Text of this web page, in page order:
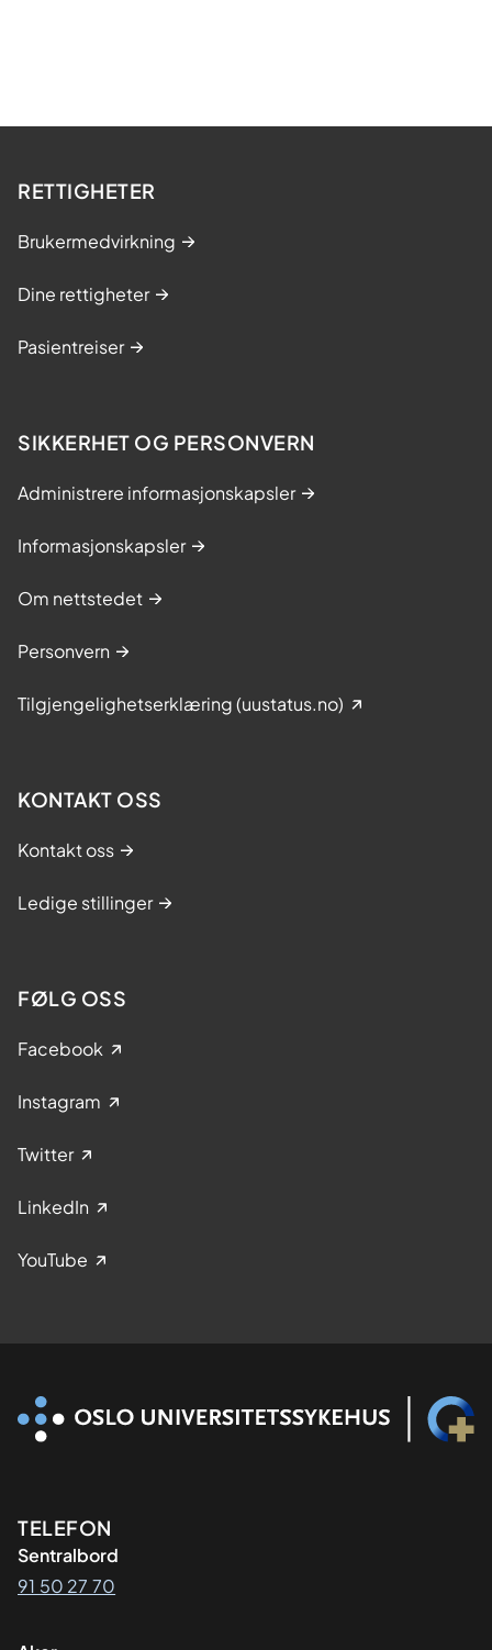
RETTIGHETER
Brukermedvirkning
Dine rettigheter
Pasientreiser
SIKKERHET OG PERSONVERN
Administrere informasjonskapsler
Informasjonskapsler
Om nettstedet
Personvern
Tilgjengelighetserklæring (uustatus.no)
KONTAKT OSS
Kontakt oss
Ledige stillinger
FØLG OSS
Facebook
Instagram
Twitter
LinkedIn
YouTube
Kontaktinformasjon
TELEFON
Sentralbord
91 50 27 70